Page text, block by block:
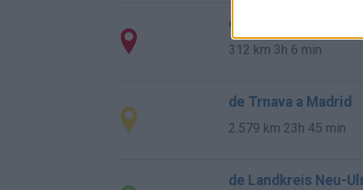
de Escurial a Madrid
312 km 3h 6 min
de Trnava a Madrid
2.579 km 23h 45 min
de Landkreis Neu-